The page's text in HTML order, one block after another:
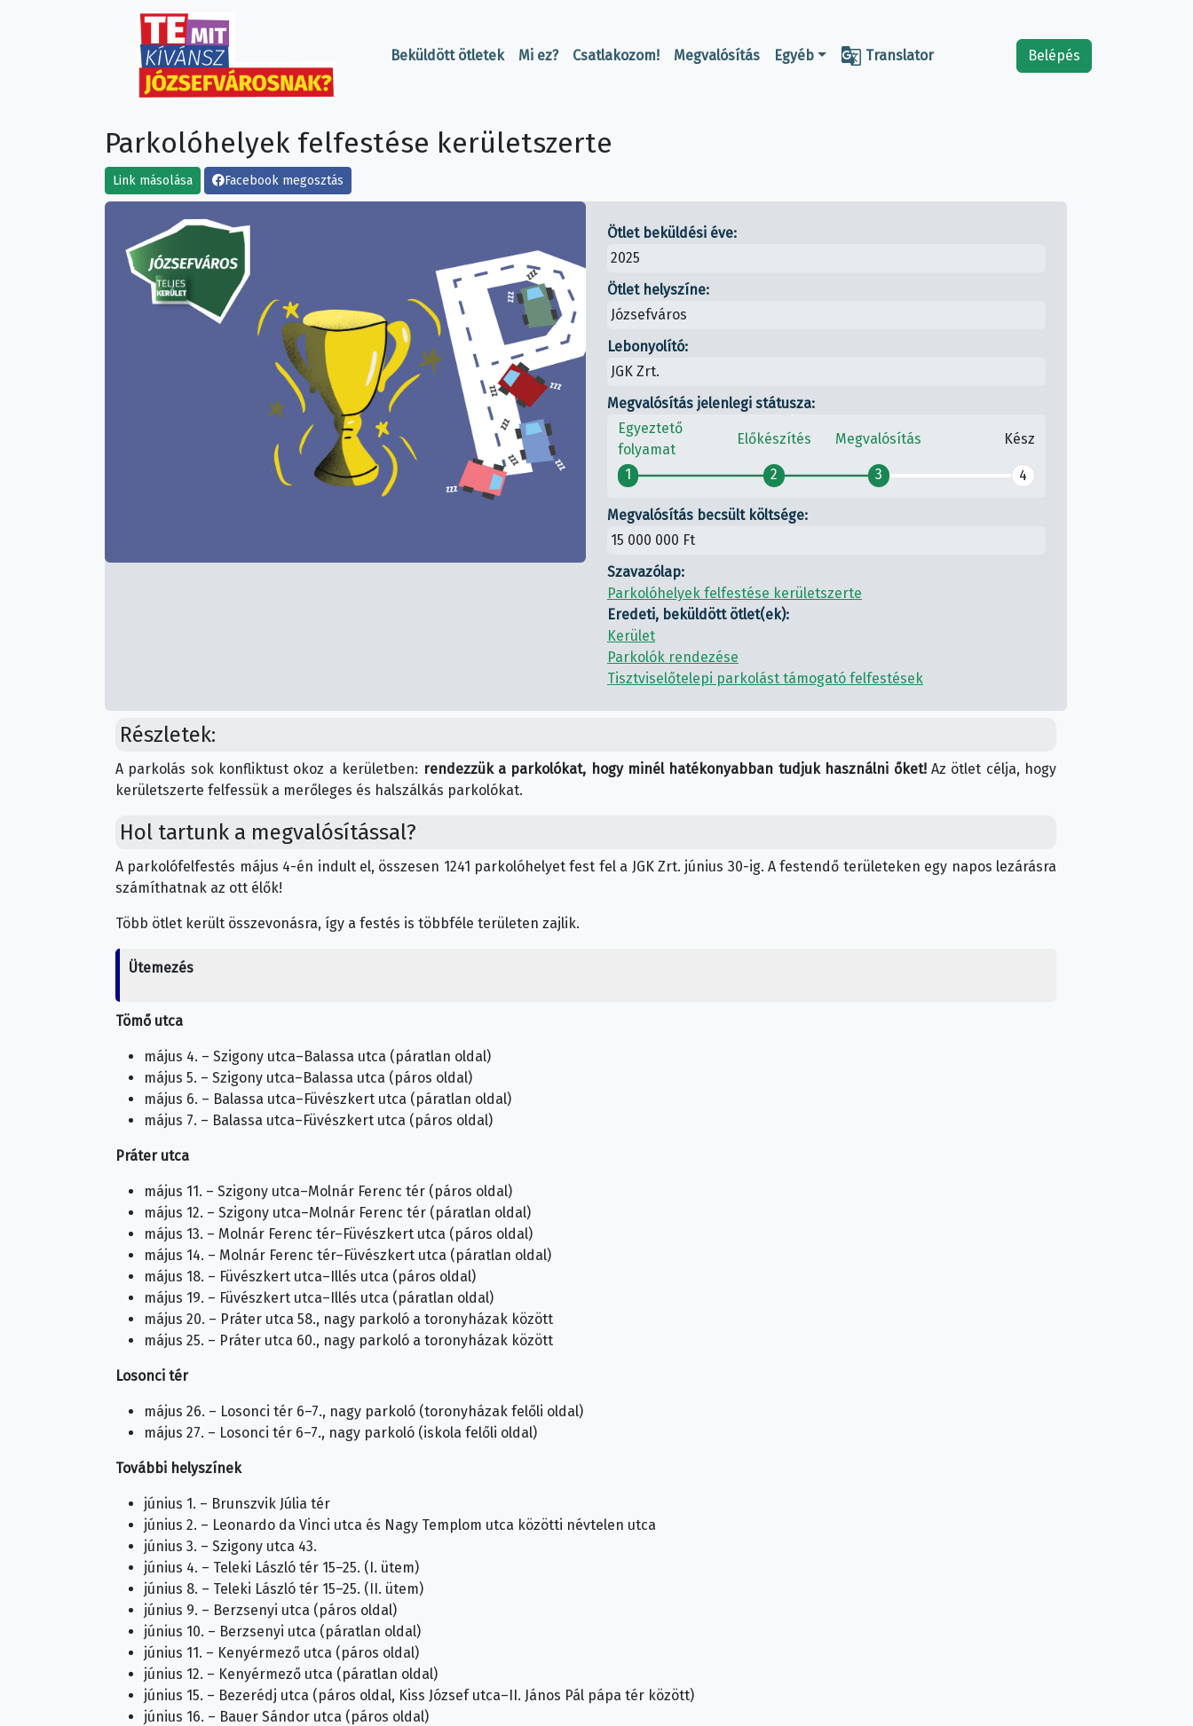
Beküldött ötletek Mi ez? Csatlakozom! Megvalósítás Egyéb  Translator Belépés
Parkolóhelyek felfestése kerületszerte
Link másolása Facebook megosztás
Ötlet beküldési éve:
2025
Ötlet helyszíne:
Józsefváros
Lebonyolító:
JGK Zrt.
Megvalósítás jelenlegi státusza:
Egyeztető
folyamat
Előkészítés Megvalósítás Kész
1 2 3 4
Megvalósítás becsült költsége:
15 000 000 Ft
Szavazólap:
Parkolóhelyek felfestése kerületszerte
Eredeti, beküldött ötlet(ek):
Kerület
Parkolók rendezése
Tisztviselőtelepi parkolást támogató felfestések
Részletek:
A parkolás sok konfliktust okoz a kerületben: rendezzük a parkolókat, hogy minél hatékonyabban tudjuk használni őket!Az ötlet célja, hogy
kerületszerte felfessük a merőleges és halszálkás parkolókat.
Hol tartunk a megvalósítással?
A parkolófelfestés május 4-én indult el, összesen 1241 parkolóhelyet fest fel a JGK Zrt. június 30-ig. A festendő területeken egy napos lezárásra
számíthatnak az ott élők!
Több ötlet került összevonásra, így a festés is többféle területen zajlik.
Ütemezés
Tömő utca
május 4. – Szigony utca–Balassa utca (páratlan oldal)
május 5. – Szigony utca–Balassa utca (páros oldal)
május 6. – Balassa utca–Füvészkert utca (páratlan oldal)
május 7. – Balassa utca–Füvészkert utca (páros oldal)
Práter utca
május 11. – Szigony utca–Molnár Ferenc tér (páros oldal)
május 12. – Szigony utca–Molnár Ferenc tér (páratlan oldal)
május 13. – Molnár Ferenc tér–Füvészkert utca (páros oldal)
május 14. – Molnár Ferenc tér–Füvészkert utca (páratlan oldal)
május 18. – Füvészkert utca–Illés utca (páros oldal)
május 19. – Füvészkert utca–Illés utca (páratlan oldal)
május 20. – Práter utca 58., nagy parkoló a toronyházak között
május 25. – Práter utca 60., nagy parkoló a toronyházak között
Losonci tér
május 26. – Losonci tér 6–7., nagy parkoló (toronyházak felőli oldal)
május 27. – Losonci tér 6–7., nagy parkoló (iskola felőli oldal)
További helyszínek
június 1. – Brunszvik Júlia tér
június 2. – Leonardo da Vinci utca és Nagy Templom utca közötti névtelen utca
június 3. – Szigony utca 43.
június 4. – Teleki László tér 15–25. (I. ütem)
június 8. – Teleki László tér 15–25. (II. ütem)
június 9. – Berzsenyi utca (páros oldal)
június 10. – Berzsenyi utca (páratlan oldal)
június 11. – Kenyérmező utca (páros oldal)
június 12. – Kenyérmező utca (páratlan oldal)
június 15. – Bezerédj utca (páros oldal, Kiss József utca–II. János Pál pápa tér között)
június 16. – Bauer Sándor utca (páros oldal)